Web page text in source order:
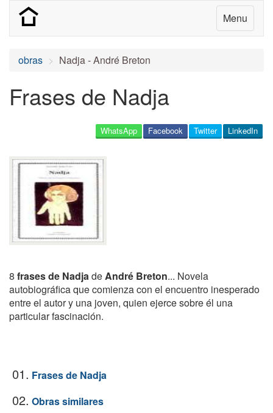
Menu
obras Nadja - André Breton
Frases de Nadja
LinkedIn
Twitter
Facebook
WhatsApp
8 frases de NadjadeAndré Breton... Novela
autobiográfica que comienza con el encuentro inesperado
entre el autor y una joven, quien ejerce sobre él una
particular fascinación.
01. Frases de Nadja
02. Obras similares